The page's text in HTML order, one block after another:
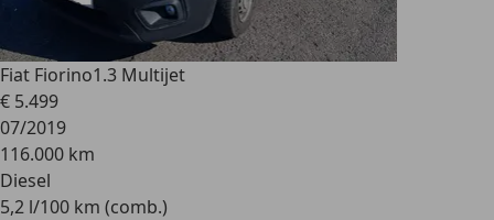
Fiat Fiorino1.3 Multijet
€ 5.499
07/2019
116.000 km
Diesel
5,2 l/100 km (comb.)